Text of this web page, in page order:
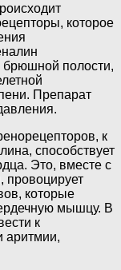
которое
брюшной полости,
Препарат
к
способствует
Это, вместе с
провоцирует
которые
мышцу. В
к
аритмии,